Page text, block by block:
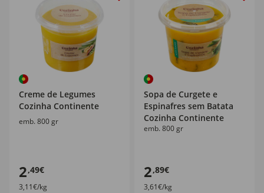
Creme de Legumes
Cozinha Continente
emb. 800 gr
2,49€
3,11€/kg
Sopa de Curgete e
Espinafres sem Batata
Cozinha Continente
emb. 800 gr
2,89€
3,61€/kg